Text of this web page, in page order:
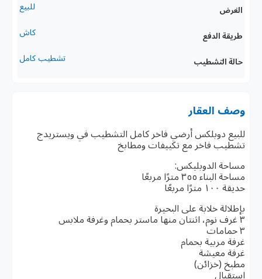
الغرض للبيع
طريقة الدفع كاش
حالة التشطيب تشطيب كامل
وصف العقار
للبيع دوبلكس أرضي فاخر كامل التشطيب في ويستريدج
تشطيب فاخر مع تكييفات ومطابخ
مساحة الدوبليكس:
مساحة البناء ٣٥٥ مترًا مربعًا
حديقة ١٠٠ مترًا مربعًا
بإطلالة خلابة على البحيرة
٣ غرف نوم، اثنتان منها ماستر بحمام وغرفة ملابس
٣ حمامات
غرفة مربية بحمام
غرفة معيشة
مطبخ (خزائن)
استقبال